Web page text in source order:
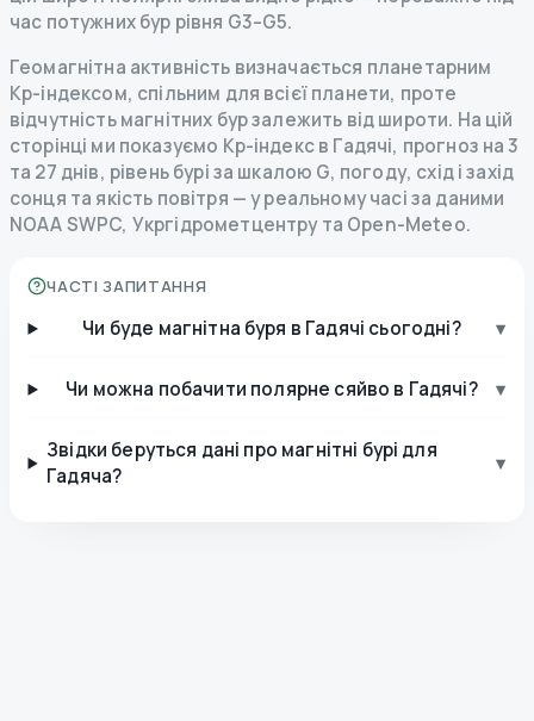
час потужних бур рівня G3–G5.
Геомагнітна активність визначається планетарним
Kp-індексом, спільним для всієї планети, проте
відчутність магнітних бур залежить від широти. На цій
сторінці ми показуємо Kp-індекс в Гадячі, прогноз на 3
та 27 днів, рівень бурі за шкалою G, погоду, схід і захід
сонця та якість повітря — у реальному часі за даними
NOAA SWPC, Укргідрометцентру та Open-Meteo.
ЧАСТІ ЗАПИТАННЯ
Чи буде магнітна буря в Гадячі сьогодні? ▾
Чи можна побачити полярне сяйво в Гадячі? ▾
Звідки беруться дані про магнітні бурі для
Гадяча?
▾